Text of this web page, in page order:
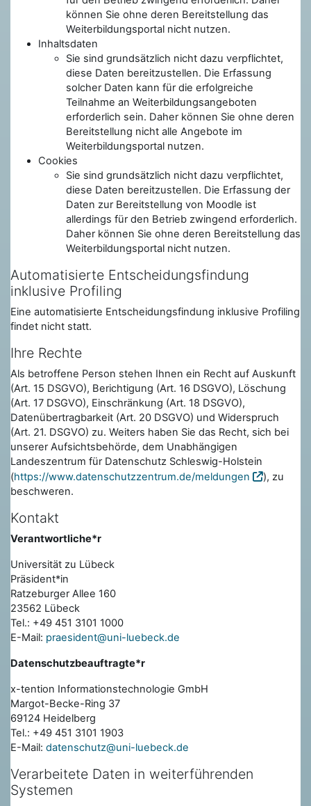
können Sie ohne deren Bereitstellung das
Weiterbildungsportal nicht nutzen.
Inhaltsdaten
Sie sind grundsätzlich nicht dazu verpflichtet,
diese Daten bereitzustellen. Die Erfassung
solcher Daten kann für die erfolgreiche
Teilnahme an Weiterbildungsangeboten
erforderlich sein. Daher können Sie ohne deren
Bereitstellung nicht alle Angebote im
Weiterbildungsportal nutzen.
Cookies
Sie sind grundsätzlich nicht dazu verpflichtet,
diese Daten bereitzustellen. Die Erfassung der
Daten zur Bereitstellung von Moodle ist
allerdings für den Betrieb zwingend erforderlich.
Daher können Sie ohne deren Bereitstellung das
Weiterbildungsportal nicht nutzen.
Automatisierte Entscheidungsfindung
inklusive Profiling
Eine automatisierte Entscheidungsfindung inklusive Profiling
findet nicht statt.
Ihre Rechte
Als betroffene Person stehen Ihnen ein Recht auf Auskunft
(Art. 15 DSGVO), Berichtigung (Art. 16 DSGVO), Löschung
(Art. 17 DSGVO), Einschränkung (Art. 18 DSGVO),
Datenübertragbarkeit (Art. 20 DSGVO) und Widerspruch
(Art. 21. DSGVO) zu. Weiters haben Sie das Recht, sich bei
unserer Aufsichtsbehörde, dem Unabhängigen
Landeszentrum für Datenschutz Schleswig-Holstein
(https://www.datenschutzzentrum.de/meldungen
), zu
beschweren.
Kontakt
Verantwortliche*r
Universität zu Lübeck
Präsident*in
Ratzeburger Allee 160
23562 Lübeck
Tel.: +49 451 3101 1000
E-Mail: praesident@uni-luebeck.de
Datenschutzbeauftragte*r
x-tention Informationstechnologie GmbH
Margot-Becke-Ring 37
69124 Heidelberg
Tel.: +49 451 3101 1903
E-Mail: datenschutz@uni-luebeck.de
Verarbeitete Daten in weiterführenden
Systemen